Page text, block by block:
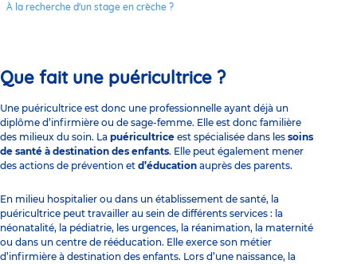
À la recherche d'un stage en crèche ?
Que fait une puéricultrice ?
Une puéricultrice est donc une professionnelle ayant déjà un
diplôme d’infirmière ou de sage-femme. Elle est donc familière
des milieux du soin. La puéricultrice est spécialisée dans les soins
de santé à destination des enfants. Elle peut également mener
des actions de prévention et d’éducation auprès des parents.
En milieu hospitalier ou dans un établissement de santé, la
puéricultrice peut travailler au sein de différents services : la
néonatalité, la pédiatrie, les urgences, la réanimation, la maternité
ou dans un centre de rééducation. Elle exerce son métier
d’infirmière à destination des enfants. Lors d’une naissance, la